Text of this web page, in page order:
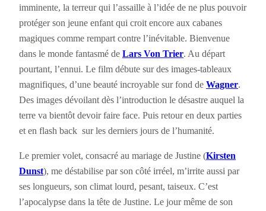
imminente, la terreur qui l’assaille à l’idée de ne plus pouvoir
protéger son jeune enfant qui croit encore aux cabanes
magiques comme rempart contre l’inévitable. Bienvenue
dans le monde fantasmé de Lars Von Trier. Au départ
pourtant, l’ennui. Le film débute sur des images-tableaux
magnifiques, d’une beauté incroyable sur fond de Wagner.
Des images dévoilant dès l’introduction le désastre auquel la
terre va bientôt devoir faire face. Puis retour en deux parties
et en flash back sur les derniers jours de l’humanité.
Le premier volet, consacré au mariage de Justine (Kirsten
Dunst), me déstabilise par son côté irréel, m’irrite aussi par
ses longueurs, son climat lourd, pesant, taiseux. C’est
l’apocalypse dans la tête de Justine. Le jour même de son